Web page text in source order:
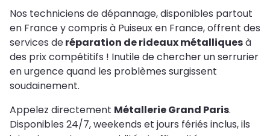
Nos techniciens de dépannage, disponibles partout
en France y compris à Puiseux en France, offrent des
services deréparation de rideaux métalliquesà
des prix compétitifs ! Inutile de chercher un serrurier
en urgence quand les problèmes surgissent
soudainement.
Appelez directement Métallerie Grand Paris.
Disponibles 24/7, weekends et jours fériés inclus, ils